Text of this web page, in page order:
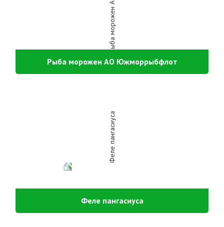
Рыба морожен АО Южморрыбфлот
Феле пангасиуса